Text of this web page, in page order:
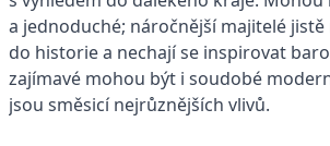
a jednoduché; náročnější majitelé
do historie a nechají se inspirovat
zajímavé mohou být i soudobé
jsou směsicí nejrůznějších vlivů.